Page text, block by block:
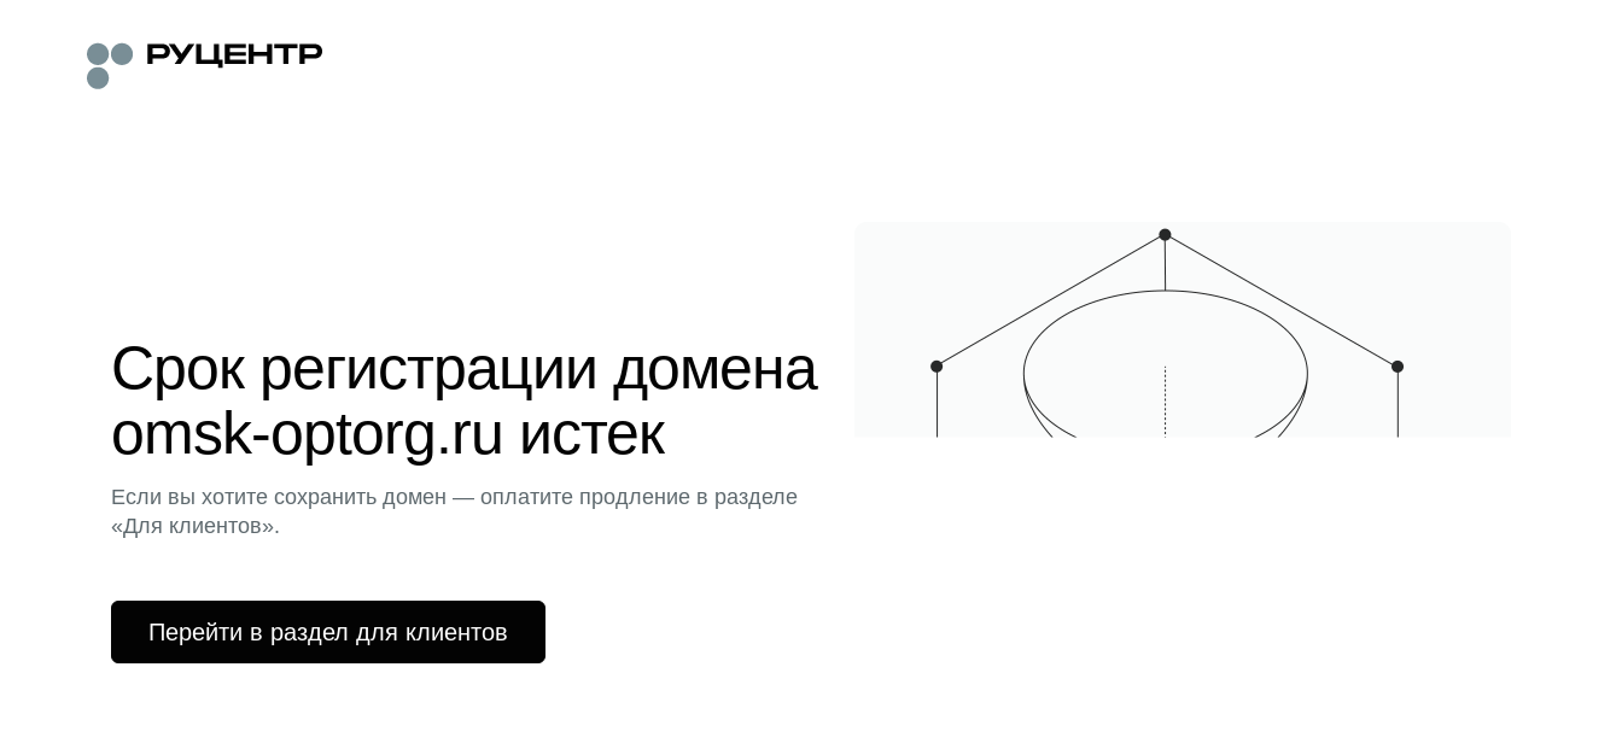
Срок регистрации домена
omsk-optorg.ru истек
Если вы хотите сохранить домен — оплатите продление в разделе
«Для клиентов».
Перейти в раздел для клиентов